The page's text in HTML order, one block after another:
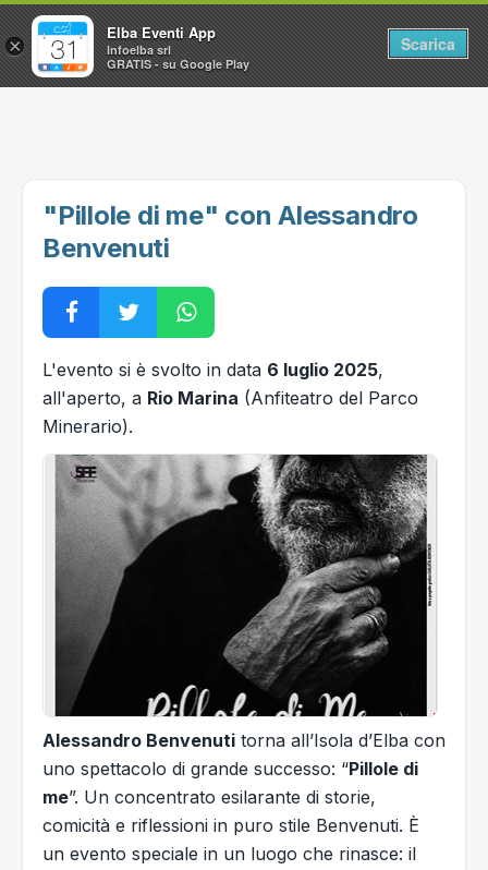
Home
Utilità
Vacanze all'Isola d'Elba
"Pillole di me" con Alessandro
Benvenuti
L'evento si è svolto in data 6 luglio 2025,
all'aperto, a Rio Marina (Anfiteatro del Parco
Minerario).
Alessandro Benvenuti torna all’Isola d’Elba con
uno spettacolo di grande successo: “Pillole di
me”. Un concentrato esilarante di storie,
comicità e riflessioni in puro stile Benvenuti. È
un evento speciale in un luogo che rinasce: il
×
Elba Eventi App
Infoelba srl
GRATIS - su Google Play
Scarica